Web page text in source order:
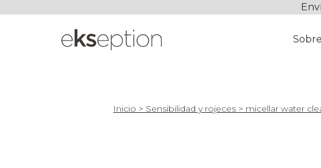
Inicio > Sensibilidad y rojeces > micellar water